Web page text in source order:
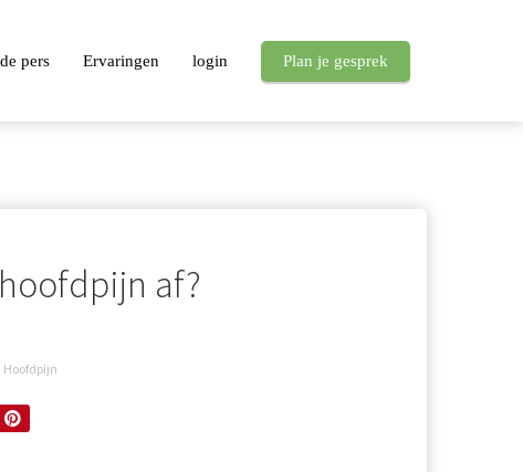
pers Ervaringen login Plan je gesprek
af?
Hoofdpijn